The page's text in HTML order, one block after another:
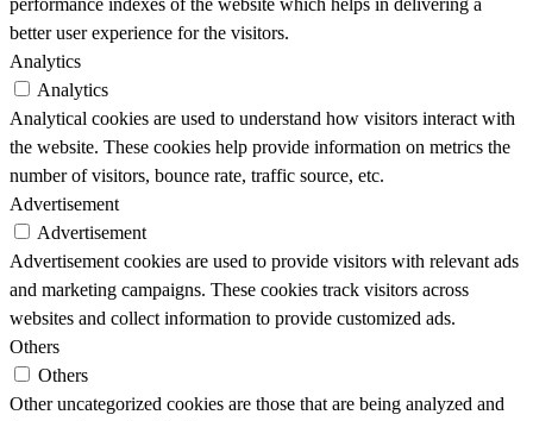
performance indexes of the website which helps in delivering a
better user experience for the visitors.
Analytics
Analytics
Analytical cookies are used to understand how visitors interact with
the website. These cookies help provide information on metrics the
number of visitors, bounce rate, traffic source, etc.
Advertisement
Advertisement
Advertisement cookies are used to provide visitors with relevant ads
and marketing campaigns. These cookies track visitors across
websites and collect information to provide customized ads.
Others
Others
Other uncategorized cookies are those that are being analyzed and